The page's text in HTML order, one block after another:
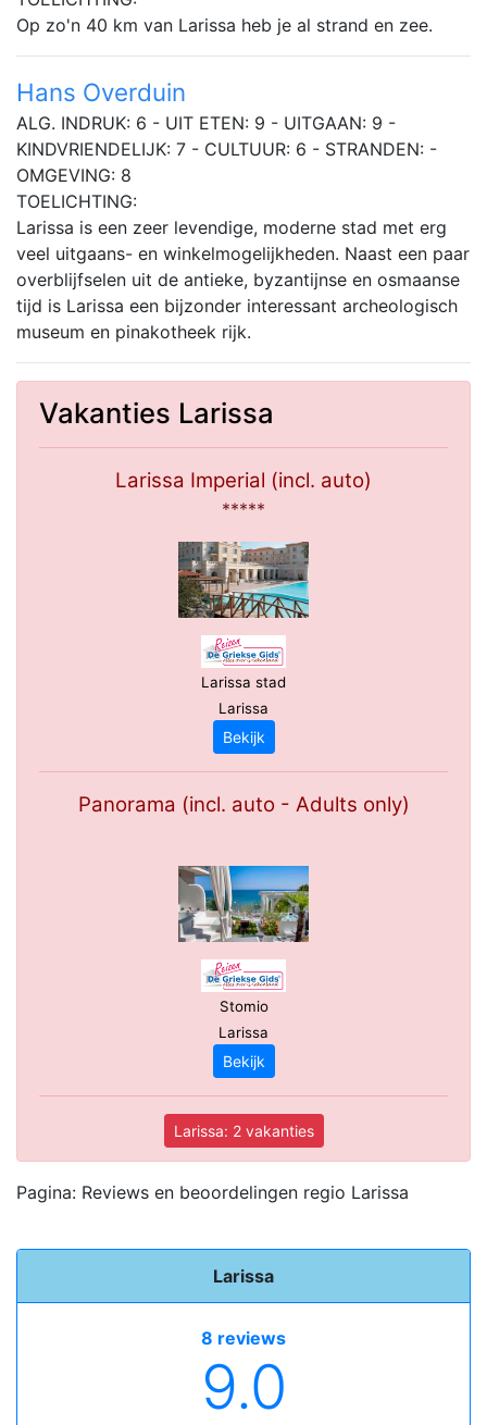
Op zo'n 40 km van Larissa heb je al strand en zee.
Hans Overduin
ALG. INDRUK: 6 - UIT ETEN: 9 - UITGAAN: 9 -
KINDVRIENDELIJK: 7 - CULTUUR: 6 - STRANDEN: -
OMGEVING: 8
TOELICHTING:
Larissa is een zeer levendige, moderne stad met erg
veel uitgaans- en winkelmogelijkheden. Naast een paar
overblijfselen uit de antieke, byzantijnse en osmaanse
tijd is Larissa een bijzonder interessant archeologisch
museum en pinakotheek rijk.
Vakanties Larissa
Larissa Imperial (incl. auto)
*****
Larissa stad
Larissa
Bekijk
Panorama (incl. auto - Adults only)
Stomio
Larissa
Bekijk
Larissa: 2 vakanties
Pagina: Reviews en beoordelingen regio Larissa
Larissa
8 reviews
9.0